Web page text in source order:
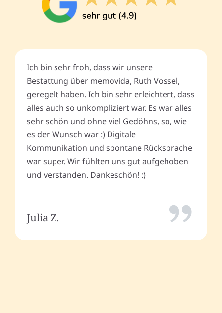
Ich bin sehr froh, dass wir unsere
Bestattung über memovida, Ruth Vossel,
geregelt haben. Ich bin sehr erleichtert, dass
alles auch so unkompliziert war. Es war alles
sehr schön und ohne viel Gedöhns, so, wie
es der Wunsch war :) Digitale
Kommunikation und spontane Rücksprache
war super. Wir fühlten uns gut aufgehoben
und verstanden. Dankeschön! :)
Julia Z.